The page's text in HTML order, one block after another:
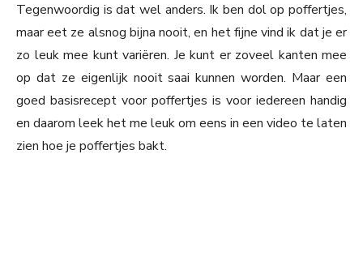
Tegenwoordig is dat wel anders. Ik ben dol op poffertjes,
maar eet ze alsnog bijna nooit, en het fijne vind ik dat je er
zo leuk mee kunt variëren. Je kunt er zoveel kanten mee
op dat ze eigenlijk nooit saai kunnen worden. Maar een
goed basisrecept voor poffertjes is voor iedereen handig
en daarom leek het me leuk om eens in een video te laten
zien hoe je poffertjes bakt.